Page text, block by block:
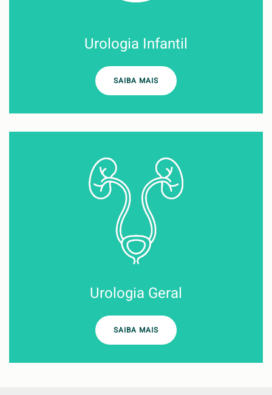
Urologia Infantil
SAIBA MAIS
Urologia Geral
SAIBA MAIS